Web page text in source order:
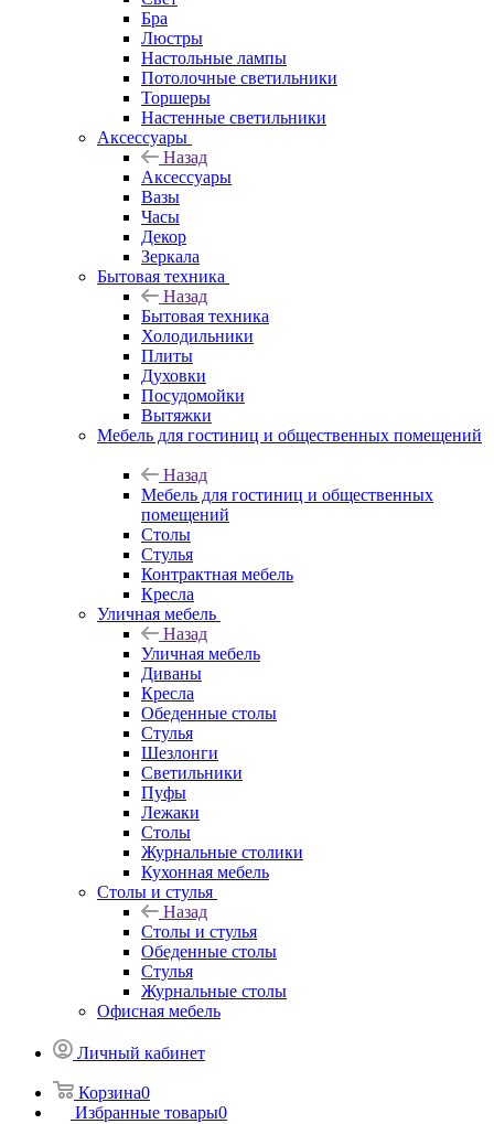
Бра
Люстры
Настольные лампы
Потолочные светильники
Торшеры
Настенные светильники
Аксессуары
Назад
Аксессуары
Вазы
Часы
Декор
Зеркала
Бытовая техника
Назад
Бытовая техника
Холодильники
Плиты
Духовки
Посудомойки
Вытяжки
Мебель для гостиниц и общественных помещений
Назад
Мебель для гостиниц и общественных
помещений
Столы
Стулья
Контрактная мебель
Кресла
Уличная мебель
Назад
Уличная мебель
Диваны
Кресла
Обеденные столы
Стулья
Шезлонги
Светильники
Пуфы
Лежаки
Столы
Журнальные столики
Кухонная мебель
Столы и стулья
Назад
Столы и стулья
Обеденные столы
Стулья
Журнальные столы
Офисная мебель
Личный кабинет
Корзина0
Избранные товары0